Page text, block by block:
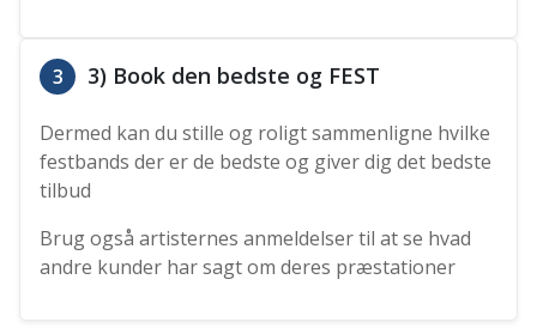
3 3) Book den bedste og FEST
Dermed kan du stille og roligt sammenligne hvilke
festbands der er de bedste og giver dig det bedste
tilbud
Brug også artisternes anmeldelser til at se hvad
andre kunder har sagt om deres præstationer